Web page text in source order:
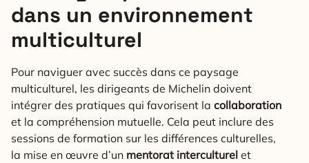
dans un environnement
multiculturel
Pour naviguer avec succès dans ce paysage
multiculturel, les dirigeants de Michelin doivent
intégrer des pratiques qui favorisent la collaboration
et la compréhension mutuelle. Cela peut inclure des
sessions de formation sur les différences culturelles,
la mise en œuvre d’un mentorat interculturel et